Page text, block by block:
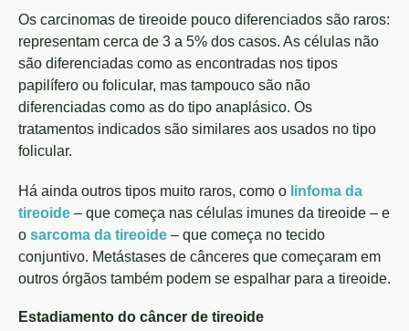
Os carcinomas de tireoide pouco diferenciados são raros:
representam cerca de 3 a 5% dos casos. As células não
são diferenciadas como as encontradas nos tipos
papilífero ou folicular, mas tampouco são não
diferenciadas como as do tipo anaplásico. Os
tratamentos indicados são similares aos usados no tipo
folicular.
Há ainda outros tipos muito raros, como o linfoma da
tireoide – que começa nas células imunes da tireoide – e
o sarcoma da tireoide – que começa no tecido
conjuntivo. Metástases de cânceres que começaram em
outros órgãos também podem se espalhar para a tireoide.
Estadiamento do câncer de tireoide